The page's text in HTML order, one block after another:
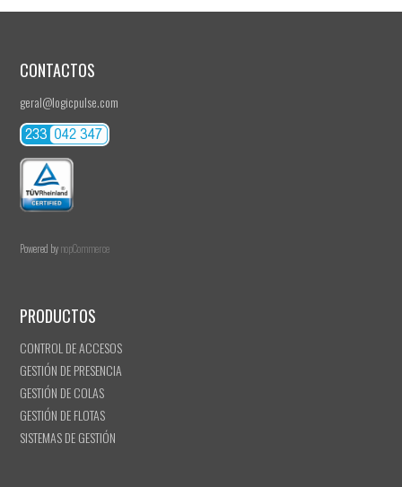
CONTACTOS
geral@logicpulse.com
Powered bynopCommerce
PRODUCTOS
CONTROL DE ACCESOS
GESTIÓN DE PRESENCIA
GESTIÓN DE COLAS
GESTIÓN DE FLOTAS
SISTEMAS DE GESTIÓN